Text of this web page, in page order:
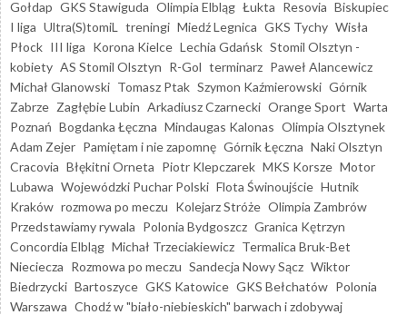
Gołdap GKS Stawiguda Olimpia Elbląg Łukta Resovia Biskupiec
I liga Ultra(S)tomiL treningi Miedź Legnica GKS Tychy Wisła
Płock III liga Korona Kielce Lechia Gdańsk Stomil Olsztyn -
kobiety AS Stomil Olsztyn R-Gol terminarz Paweł Alancewicz
Michał Glanowski Tomasz Ptak Szymon Kaźmierowski Górnik
Zabrze Zagłębie Lubin Arkadiusz Czarnecki Orange Sport Warta
Poznań Bogdanka Łęczna Mindaugas Kalonas Olimpia Olsztynek
Adam Zejer Pamiętam i nie zapomnę Górnik Łęczna Naki Olsztyn
Cracovia Błękitni Orneta Piotr Klepczarek MKS Korsze Motor
Lubawa Wojewódzki Puchar Polski Flota Świnoujście Hutnik
Kraków rozmowa po meczu Kolejarz Stróże Olimpia Zambrów
Przedstawiamy rywala Polonia Bydgoszcz Granica Kętrzyn
Concordia Elbląg Michał Trzeciakiewicz Termalica Bruk-Bet
Nieciecza Rozmowa po meczu Sandecja Nowy Sącz Wiktor
Biedrzycki Bartoszyce GKS Katowice GKS Bełchatów Polonia
Warszawa Chodź w "biało-niebieskich" barwach i zdobywaj